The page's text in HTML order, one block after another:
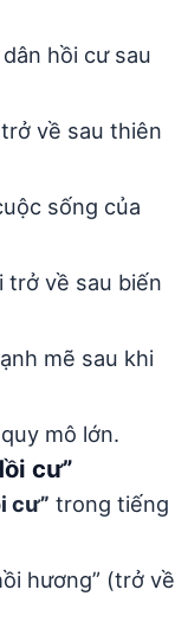
hồi cư sau
về sau thiên
sống của
trở về sau biến
mẽ sau khi
mô lớn.
cư”
cư” trong tiếng
hương” (trở về